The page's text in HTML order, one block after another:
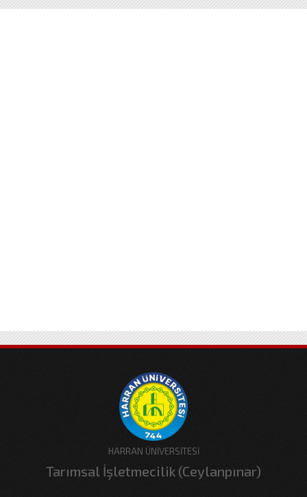
HARRAN ÜNİVERSİTESİ
Tarımsal İşletmecilik (Ceylanpınar)